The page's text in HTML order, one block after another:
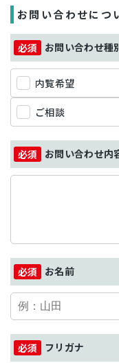
お問い合わせにつ
お問い合わせ種
内覧希望
ご相談
お問い合わせ内
お名前
フリガナ